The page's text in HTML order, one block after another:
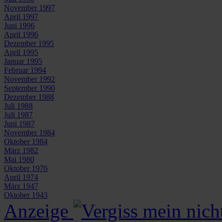
November 1997
April 1997
Juni 1996
April 1996
Dezember 1995
April 1995
Januar 1995
Februar 1994
November 1992
September 1990
Dezember 1988
Juli 1988
Juli 1987
Juni 1987
November 1984
Oktober 1984
März 1982
Mai 1980
Oktober 1976
April 1974
März 1947
Oktober 1943
Anzeige